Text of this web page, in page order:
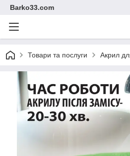
Barko33.com
Товари та послуги Акрил